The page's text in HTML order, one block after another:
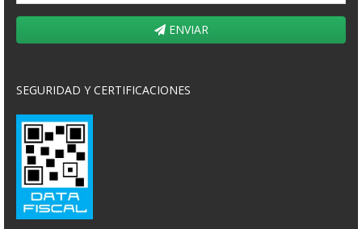
ENVIAR
SEGURIDAD Y CERTIFICACIONES